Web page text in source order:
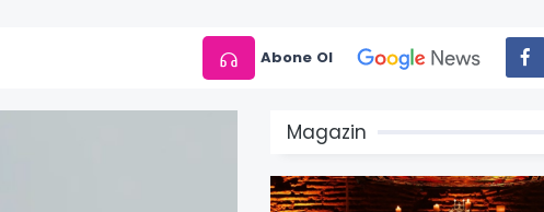
Abone Ol
Magazin